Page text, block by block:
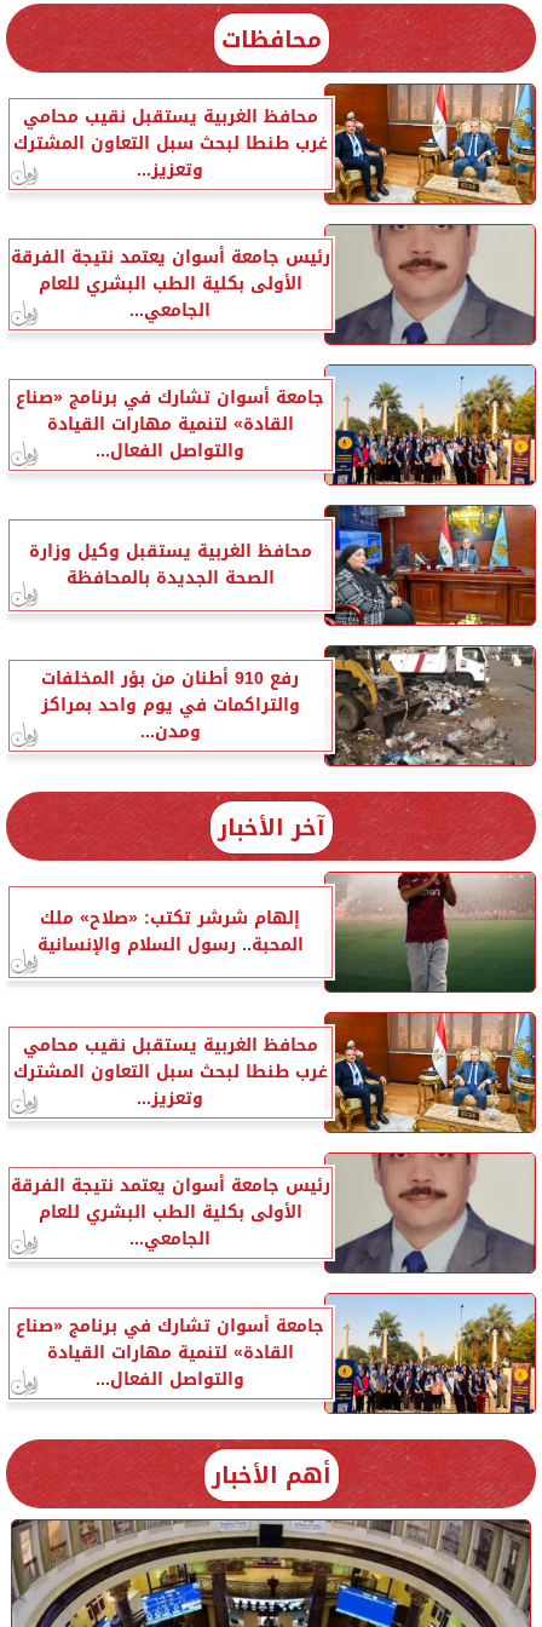
محافظات
محافظ الغربية يستقبل نقيب محامي
غرب طنطا لبحث سبل التعاون المشترك
وتعزيز...
رئيس جامعة أسوان يعتمد نتيجة الفرقة
الأولى بكلية الطب البشري للعام
الجامعي...
جامعة أسوان تشارك في برنامج «صناع
القادة» لتنمية مهارات القيادة
والتواصل الفعال...
محافظ الغربية يستقبل وكيل وزارة
الصحة الجديدة بالمحافظة
رفع 910 أطنان من بؤر المخلفات
والتراكمات في يوم واحد بمراكز
ومدن...
آخر الأخبار
إلهام شرشر تكتب: «صلاح» ملك
المحبة.. رسول السلام والإنسانية
محافظ الغربية يستقبل نقيب محامي
غرب طنطا لبحث سبل التعاون المشترك
وتعزيز...
رئيس جامعة أسوان يعتمد نتيجة الفرقة
الأولى بكلية الطب البشري للعام
الجامعي...
جامعة أسوان تشارك في برنامج «صناع
القادة» لتنمية مهارات القيادة
والتواصل الفعال...
أهم الأخبار